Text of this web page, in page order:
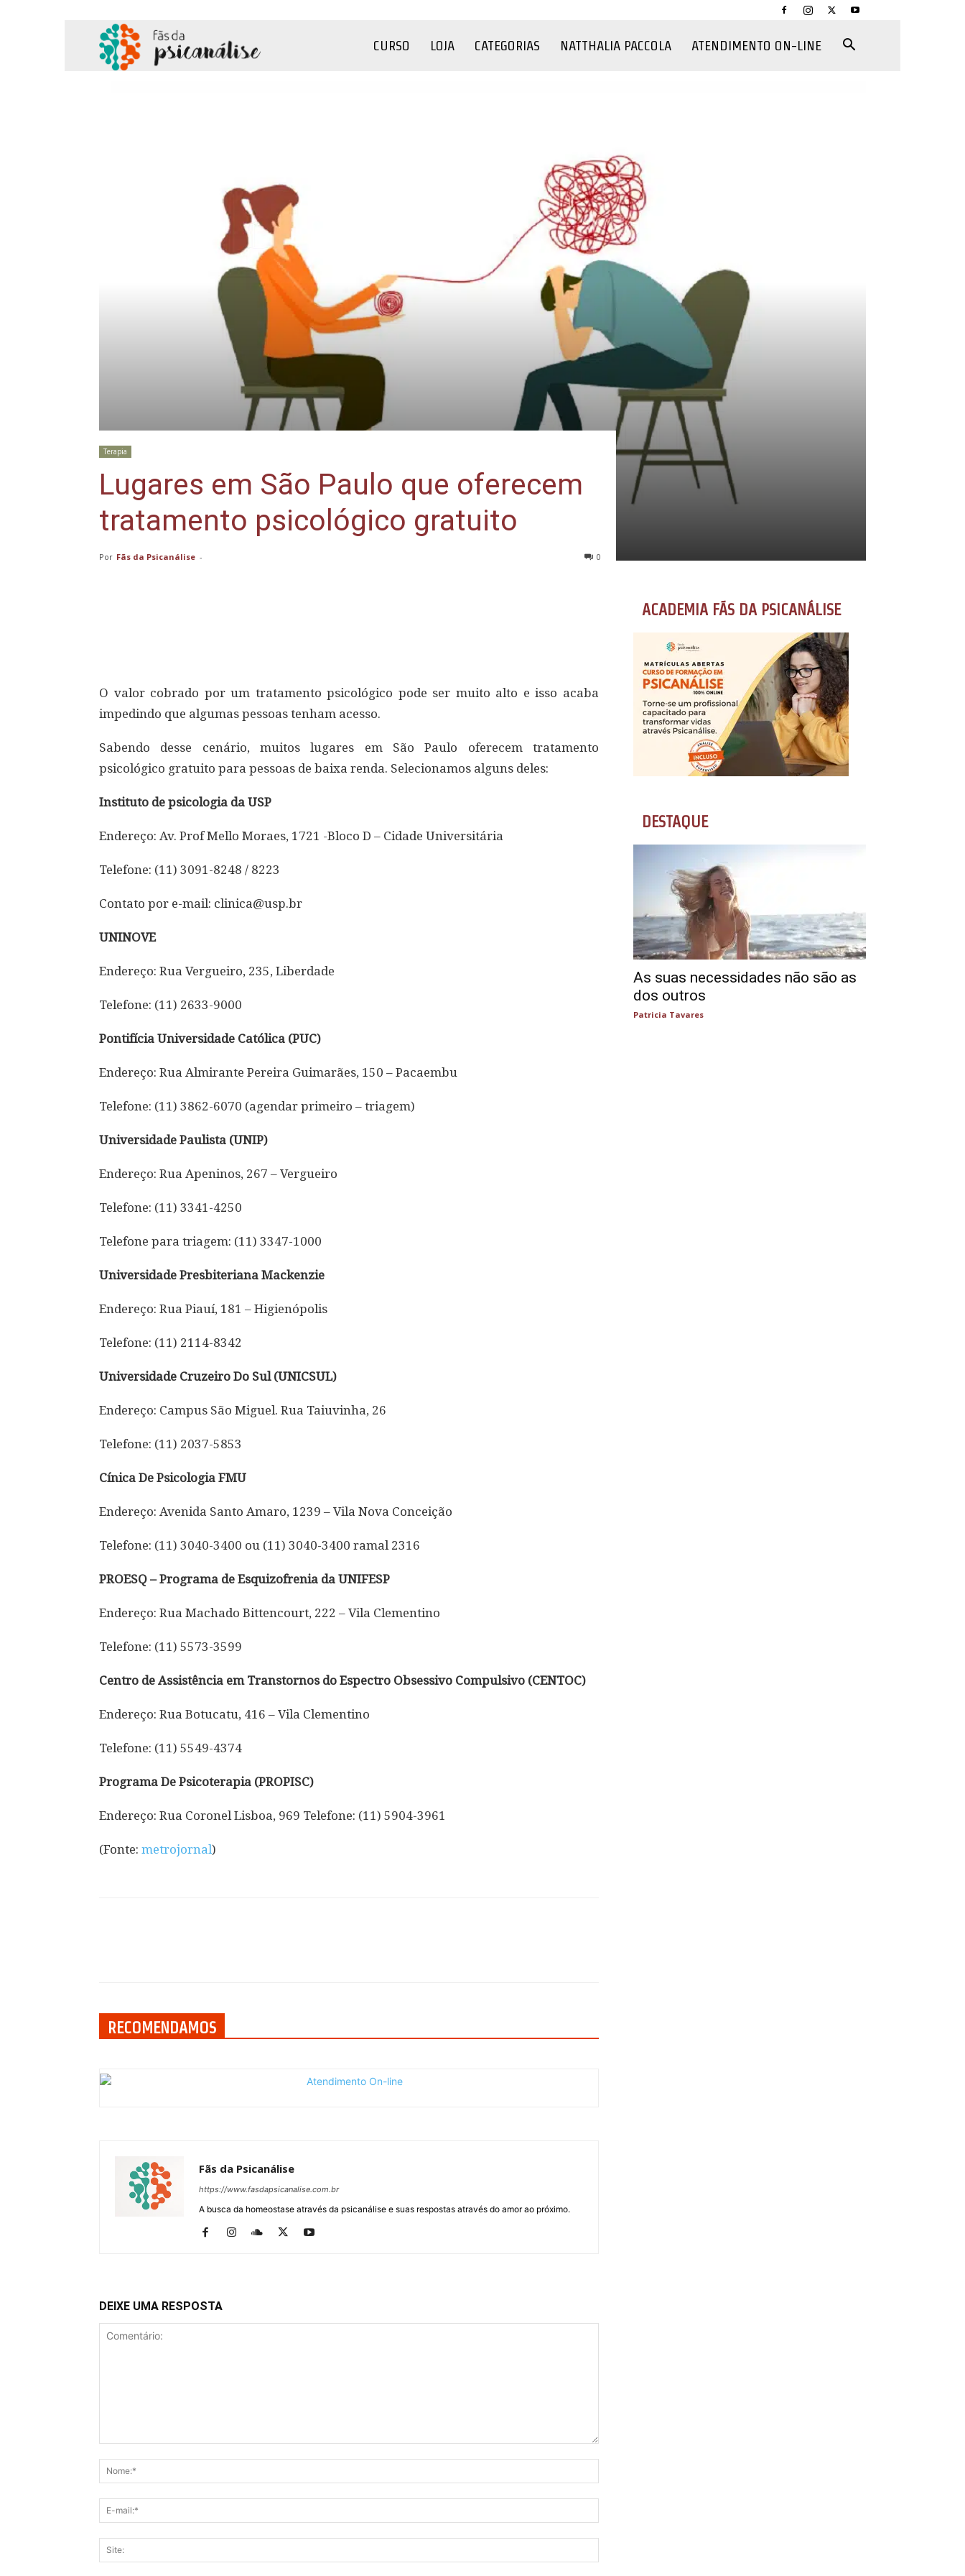
CURSO LOJA CATEGORIAS NATTHALIA PACCOLA ATENDIMENTO ON-LINE
Terapia
Lugares em São Paulo que oferecem
tratamento psicológico gratuito
Por Fãs da Psicanálise - 0
O valor cobrado por um tratamento psicológico pode ser muito alto e isso acaba
impedindo que algumas pessoas tenham acesso.
Sabendo desse cenário, muitos lugares em São Paulo oferecem tratamento
psicológico gratuito para pessoas de baixa renda. Selecionamos alguns deles:
Instituto de psicologia da USP
Endereço: Av. Prof Mello Moraes, 1721 -Bloco D – Cidade Universitária
Telefone: (11) 3091-8248 / 8223
Contato por e-mail: clinica@usp.br
UNINOVE
Endereço: Rua Vergueiro, 235, Liberdade
Telefone: (11) 2633-9000
Pontifícia Universidade Católica (PUC)
Endereço: Rua Almirante Pereira Guimarães, 150 – Pacaembu
Telefone: (11) 3862-6070 (agendar primeiro – triagem)
Universidade Paulista (UNIP)
Endereço: Rua Apeninos, 267 – Vergueiro
Telefone: (11) 3341-4250
Telefone para triagem: (11) 3347-1000
Universidade Presbiteriana Mackenzie
Endereço: Rua Piauí, 181 – Higienópolis
Telefone: (11) 2114-8342
Universidade Cruzeiro Do Sul (UNICSUL)
Endereço: Campus São Miguel. Rua Taiuvinha, 26
Telefone: (11) 2037-5853
Cínica De Psicologia FMU
Endereço: Avenida Santo Amaro, 1239 – Vila Nova Conceição
Telefone: (11) 3040-3400 ou (11) 3040-3400 ramal 2316
PROESQ – Programa de Esquizofrenia da UNIFESP
Endereço: Rua Machado Bittencourt, 222 – Vila Clementino
Telefone: (11) 5573-3599
Centro de Assistência em Transtornos do Espectro Obsessivo Compulsivo (CENTOC)
Endereço: Rua Botucatu, 416 – Vila Clementino
Telefone: (11) 5549-4374
Programa De Psicoterapia (PROPISC)
Endereço: Rua Coronel Lisboa, 969 Telefone: (11) 5904-3961
(Fonte: metrojornal)
RECOMENDAMOS
Fãs da Psicanálise
https://www.fasdapsicanalise.com.br
A busca da homeostase através da psicanálise e suas respostas através do amor ao próximo.
DEIXE UMA RESPOSTA
ACADEMIA FÃS DA PSICANÁLISE
DESTAQUE
As suas necessidades não são as
dos outros
Patricia Tavares